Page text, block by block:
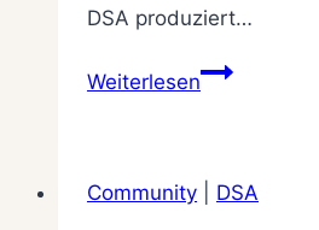
DSA produziert…
Weiterlesen
Community DSA